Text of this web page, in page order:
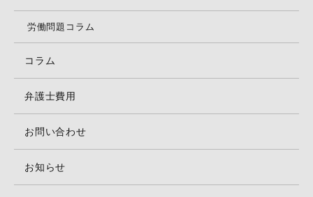
労働問題コラム
コラム
弁護士費用
お問い合わせ
お知らせ